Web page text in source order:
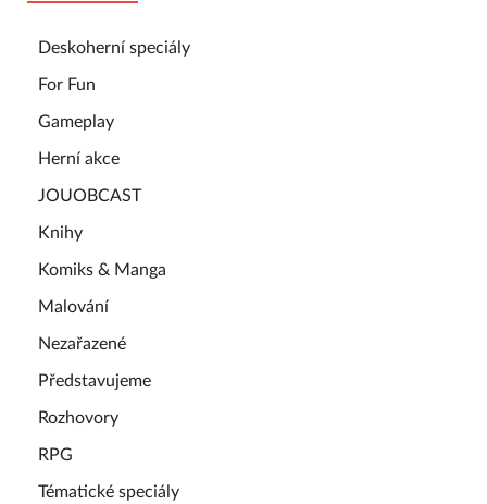
Deskoherní speciály
For Fun
Gameplay
Herní akce
JOUOBCAST
Knihy
Komiks & Manga
Malování
Nezařazené
Představujeme
Rozhovory
RPG
Tématické speciály